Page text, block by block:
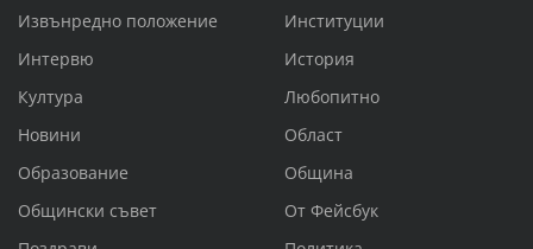
Извънредно положение
Институции
Интервю
История
Култура
Любопитно
Новини
Област
Образование
Община
Общински съвет
От Фейсбук